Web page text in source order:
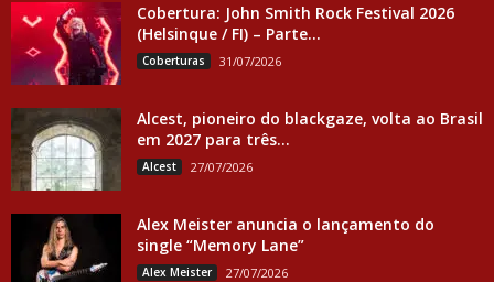
Cobertura: John Smith Rock Festival 2026
(Helsinque / FI) – Parte...
Coberturas 31/07/2026
Alcest, pioneiro do blackgaze, volta ao Brasil
em 2027 para três...
Alcest 27/07/2026
Alex Meister anuncia o lançamento do
single “Memory Lane”
Alex Meister 27/07/2026